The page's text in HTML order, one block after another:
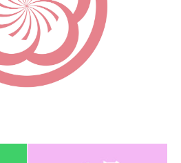
話（長谷川玉枝婦人）